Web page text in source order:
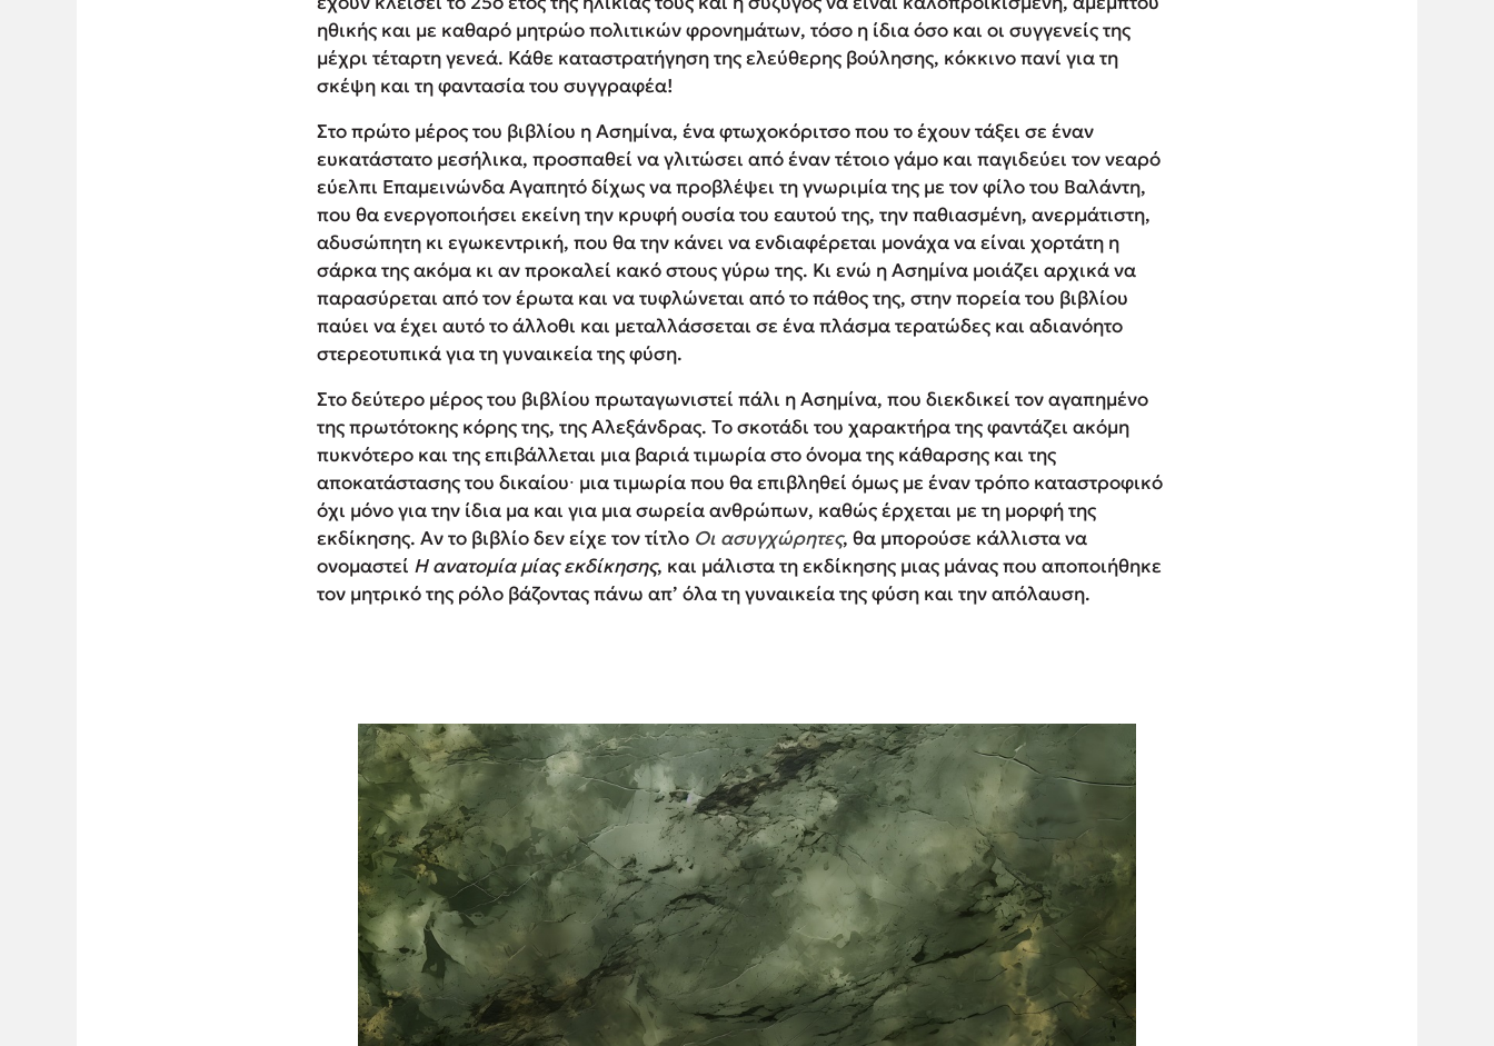
ηθικής και με καθαρό μητρώο πολιτικών φρονημάτων, τόσο η ίδια όσο και οι συγγενείς της
μέχρι τέταρτη γενεά. Κάθε καταστρατήγηση της ελεύθερης βούλησης, κόκκινο πανί για τη
σκέψη και τη φαντασία του συγγραφέα!
Στο πρώτο μέρος του βιβλίου η Ασημίνα, ένα φτωχοκόριτσο που το έχουν τάξει σε έναν
ευκατάστατο μεσήλικα, προσπαθεί να γλιτώσει από έναν τέτοιο γάμο και παγιδεύει τον νεαρό
εύελπι Επαμεινώνδα Αγαπητό δίχως να προβλέψει τη γνωριμία της με τον φίλο του Βαλάντη,
που θα ενεργοποιήσει εκείνη την κρυφή ουσία του εαυτού της, την παθιασμένη, ανερμάτιστη,
αδυσώπητη κι εγωκεντρική, που θα την κάνει να ενδιαφέρεται μονάχα να είναι χορτάτη η
σάρκα της ακόμα κι αν προκαλεί κακό στους γύρω της. Κι ενώ η Ασημίνα μοιάζει αρχικά να
παρασύρεται από τον έρωτα και να τυφλώνεται από το πάθος της, στην πορεία του βιβλίου
παύει να έχει αυτό το άλλοθι και μεταλλάσσεται σε ένα πλάσμα τερατώδες και αδιανόητο
στερεοτυπικά για τη γυναικεία της φύση.
Στο δεύτερο μέρος του βιβλίου πρωταγωνιστεί πάλι η Ασημίνα, που διεκδικεί τον αγαπημένο
της πρωτότοκης κόρης της, της Αλεξάνδρας. Το σκοτάδι του χαρακτήρα της φαντάζει ακόμη
πυκνότερο και της επιβάλλεται μια βαριά τιμωρία στο όνομα της κάθαρσης και της
αποκατάστασης του δικαίου∙ μια τιμωρία που θα επιβληθεί όμως με έναν τρόπο καταστροφικό
όχι μόνο για την ίδια μα και για μια σωρεία ανθρώπων, καθώς έρχεται με τη μορφή της
εκδίκησης. Αν το βιβλίο δεν είχε τον τίτλο Οι ασυγχώρητες, θα μπορούσε κάλλιστα να
ονομαστεί Η ανατομία μίας εκδίκησης, και μάλιστα τη εκδίκησης μιας μάνας που αποποιήθηκε
τον μητρικό της ρόλο βάζοντας πάνω απ’ όλα τη γυναικεία της φύση και την απόλαυση.